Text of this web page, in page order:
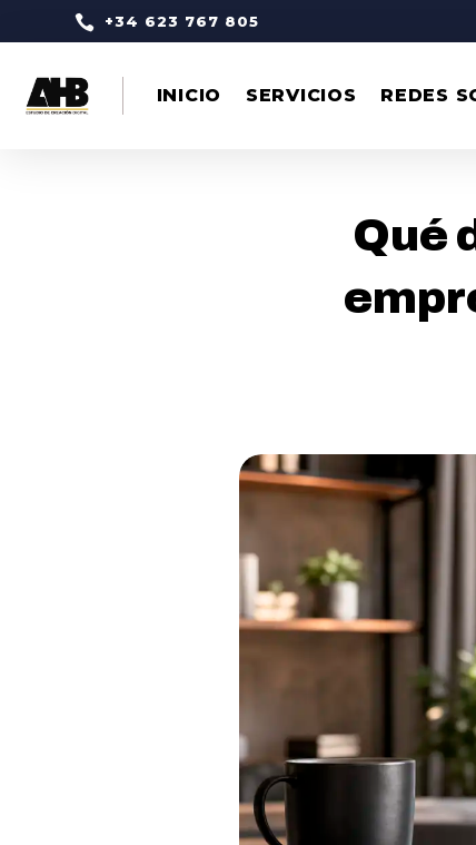
 +34 623 767 805
INICIO SERVICIOS REDES
Qué